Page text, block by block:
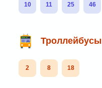
10 11 25 46
Троллейбусы
2 8 18